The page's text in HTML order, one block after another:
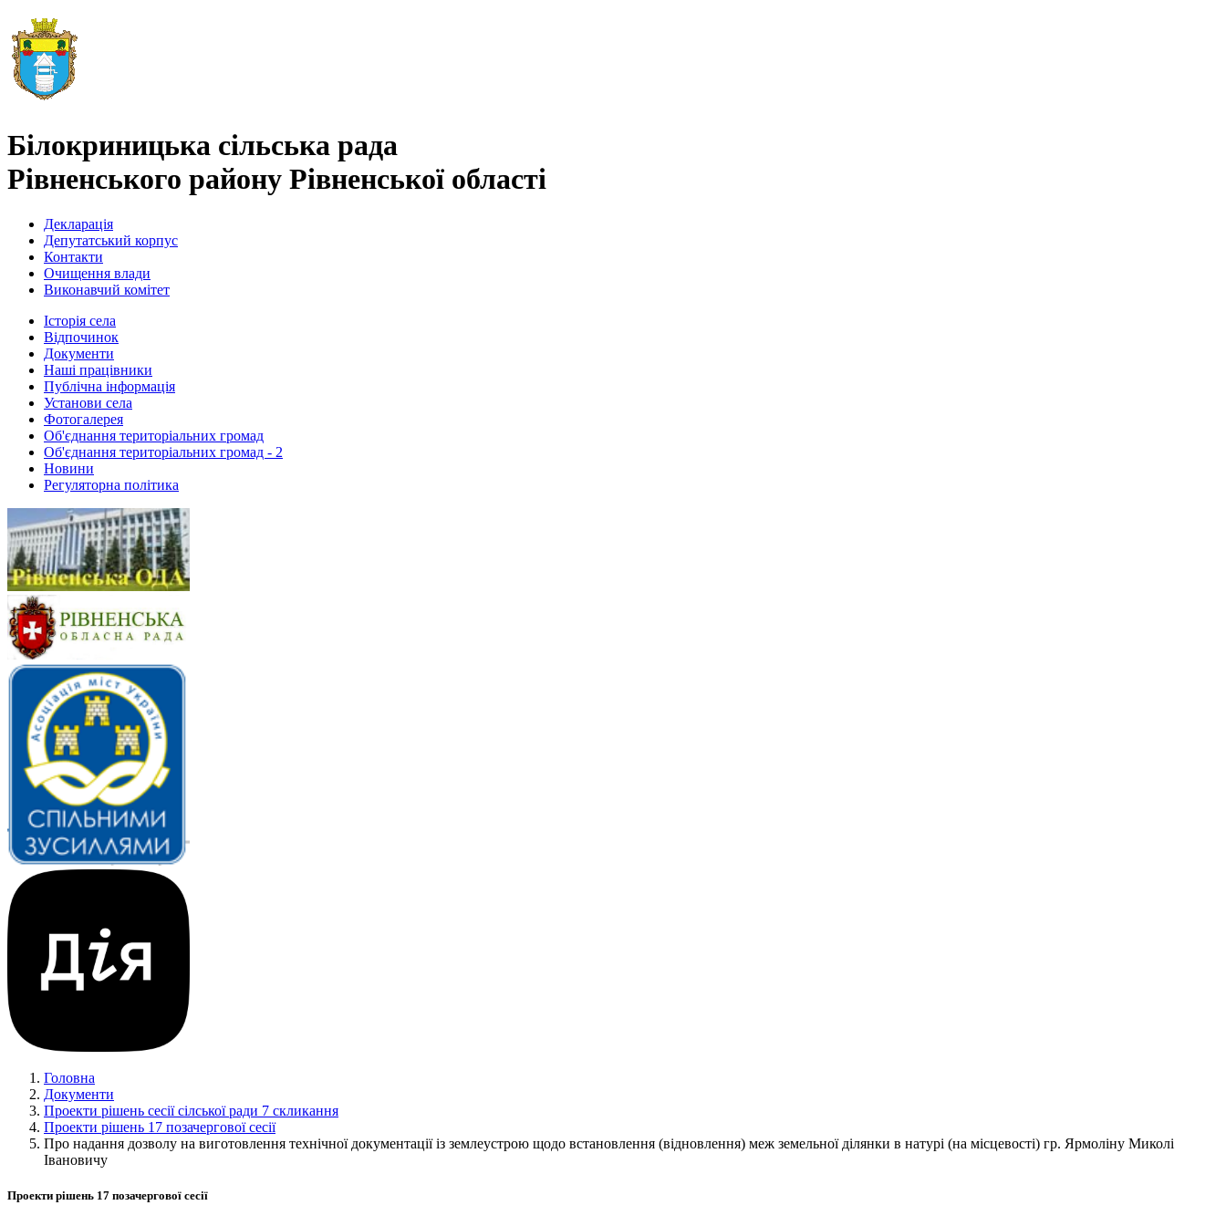
Білокриницька сільська рада
Рівненського району Рівненської області
Декларація
Депутатський корпус
Контакти
Очищення влади
Виконавчий комітет
Історія села
Відпочинок
Документи
Наші працівники
Публічна інформація
Установи села
Фотогалерея
Об'єднання територіальних громад
Об'єднання територіальних громад - 2
Новини
Регуляторна політика
Головна
Документи
Проекти рішень сесії сілської ради 7 скликання
Проекти рішень 17 позачергової сесії
Про надання дозволу на виготовлення технічної документації із землеустрою щодо встановлення (відновлення) меж земельної ділянки в натурі (на місцевості) гр. Ярмоліну Миколі
Івановичу
Проекти рішень 17 позачергової сесії